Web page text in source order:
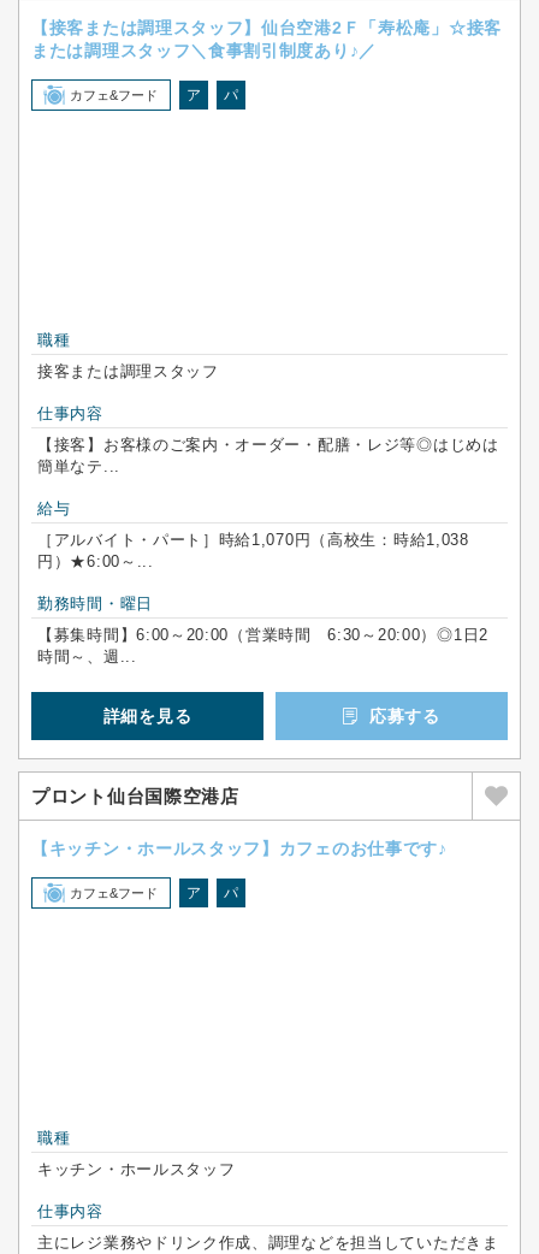
【接客または調理スタッフ】仙台空港2Ｆ「寿松庵」☆接客
または調理スタッフ＼食事割引制度あり♪／
カフェ&フード ア パ
職種
接客または調理スタッフ
仕事内容
【接客】お客様のご案内・オーダー・配膳・レジ等◎はじめは
簡単なテ...
給与
［アルバイト・パート］時給1,070円（高校生：時給1,038
円）★6:00～...
勤務時間・曜日
【募集時間】6:00～20:00（営業時間 6:30～20:00）◎1日2
時間～、週...
詳細を見る 応募する
プロント仙台国際空港店
【キッチン・ホールスタッフ】カフェのお仕事です♪
カフェ&フード ア パ
職種
キッチン・ホールスタッフ
仕事内容
主にレジ業務やドリンク作成、調理などを担当していただきま